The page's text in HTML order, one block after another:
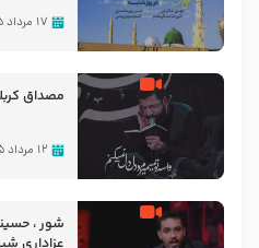
۱۷ مرداد ۱۴۰۵
مصداق
۱۲ مرداد ۱۴۰۵
شور ،
عزاداری شب